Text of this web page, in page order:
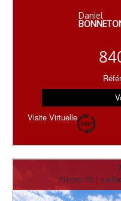
Daniel
Visite Virtuelle
Pièces: 10 |